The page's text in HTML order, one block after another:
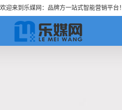
欢迎来到乐媒网：品牌方一站式智能营销平台！